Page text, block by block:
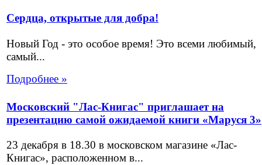
Сердца, открытые для добра!
Новый Год - это особое время! Это всеми любимый,
самый...
Подробнее »
Московский "Лас-Книгас" приглашает на
презентацию самой ожидаемой книги «Маруся 3»
23 декабря в 18.30 в московском магазине «Лас-
Книгас», расположенном в...